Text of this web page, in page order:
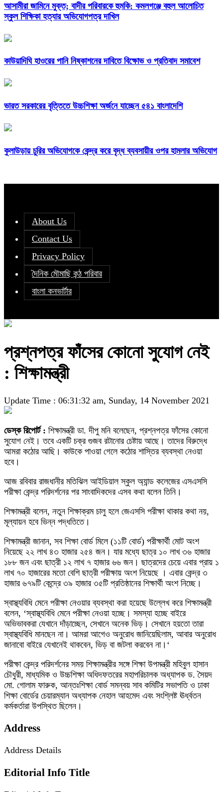
আসামীরা জামিনে মুক্ত; বাদীর পরিবারকে হুমকি: কমলগঞ্জে বহুল আলোচিত
স্কুল শিক্ষিকা হত্যার অভিযোগপত্র দাখিল
কাউয়াদিঘি হাওরের পানি নিষ্কাশনের দাবিতে বিক্ষোভ ও প্রতিবাদ সমাবেশ
ভারত সরকারের বৃত্তিতে উচ্চশিক্ষা অর্জনে যাচ্ছেন ৫৪১ বাংলাদেশি
কুলাউড়ায় চুরির অভিযোগকে কেন্দ্র করে বৃদ্ধ ব্যবসায়ীর ওপর হামলার অভিযোগ
About Us
Contact Us
Privacy Policy
দৈনিক মৌমাছি কন্ঠ পরিবার
বাংলা কনভার্টার
প্রশ্নপত্র ফাঁসের কোনো সুযোগ নেই
: শিক্ষামন্ত্রী
Update Time : 06:31:32 am, Sunday, 14 November 2021
ডেস্ক রিপোর্ট : শিক্ষামন্ত্রী ডা. দীপু মনি বলেছেন, প্রশ্নপত্র ফাঁসের কোনো
সুযোগ নেই। তবে একটি চক্র গুজব রটানোর চেষ্টায় আছে। তাদের বিরুদ্ধে
আমরা কঠোর আছি। কাউকে পাওয়া গেলে কঠোর শাস্তির ব্যবস্থা নেওয়া
হবে।
আজ রবিবার রাজধানীর মতিঝিল আইডিয়াল স্কুল অ্যান্ড কলেজের এসএসসি
পরীক্ষা কেন্দ্র পরিদর্শনের পর সাংবাদিকদের এসব কথা বলেন তিনি।
শিক্ষামন্ত্রী বলেন, নতুন শিক্ষাক্রম চালু হলে জেএসসি পরীক্ষা থাকার কথা নয়,
মূল্যায়ন হবে ভিন্ন পদ্ধতিতে।
শিক্ষামন্ত্রী জানান, সব শিক্ষা বোর্ড মিলে (১১টি বোর্ড) পরীক্ষার্থী মোট অংশ
নিয়েছে ২২ লাখ ৪৩ হাজার ২৫৪ জন। যার মধ্যে ছাত্র ১০ লাখ ৩৬ হাজার
১৮৮ জন এবং ছাত্রী ১২ লাখ ৭ হাজার ৬৬ জন। ছাত্রদের চেয়ে এবার প্রায় ১
লাখ ৭০ হাজারের মতো বেশি ছাত্রী পরীক্ষায় অংশ নিয়েছে । এবার কেন্দ্র ৩
হাজার ৬৭৯টি কেন্দ্রে ৩৯ হাজার ৩৫টি প্রতিষ্ঠানের শিক্ষার্থী অংশ নিচ্ছে।
স্বাস্থ্যবিধি মেনে পরীক্ষা নেওয়ার ব্যবস্থা করা হয়েছে উল্লেখ করে শিক্ষামন্ত্রী
বলেন, ‘স্বাস্থ্যবিধি মেনে পরীক্ষা নেওয়া হচ্ছে। সমস্যা হচ্ছে বাইরে
অভিভাবকরা যেখানে দাঁড়াচ্ছেন, সেখানে অনেক ভিড়। সেখানে হয়তো তারা
স্বাস্থ্যবিধি মানছেন না। আমরা আগেও অনুরোধ জানিয়েছিলাম, আবার অনুরোধ
জানাবো বাইরে যেখানেই থাকবেন, ভিড় বা জটলা করবেন না।‘
পরীক্ষা কেন্দ্র পরিদর্শনের সময় শিক্ষামন্ত্রীর সঙ্গে শিক্ষা উপমন্ত্রী মহিবুল হাসান
চৌধুরী, মাধ্যমিক ও উচ্চশিক্ষা অধিদফতরের মহাপরিচালক অধ্যাপক ড. সৈয়দ
মো. গোলাম ফারুক, আন্তঃশিক্ষা বোর্ড সমন্বয় সাব কমিটির সভাপতি ও ঢাকা
শিক্ষা বোর্ডের চেয়ারম্যান অধ্যাপক নেহাল আহমেদ এবং সংশ্লিষ্ট ঊর্ধ্বতন
কর্মকর্তারা উপস্থিত ছিলেন।
Address
Address Details
Editorial Info Title